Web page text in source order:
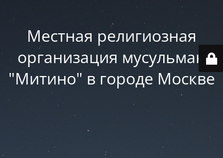
Местная религиозная
организация мусульман
"Митино" в городе Москве